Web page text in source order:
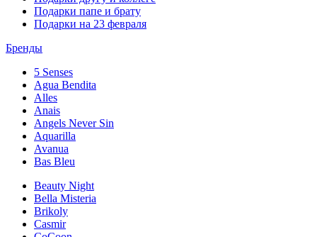
Подарки папе и брату
Подарки на 23 февраля
Бренды
5 Senses
Agua Bendita
Alles
Anais
Angels Never Sin
Aquarilla
Avanua
Bas Bleu
Beauty Night
Bella Misteria
Brikoly
Casmir